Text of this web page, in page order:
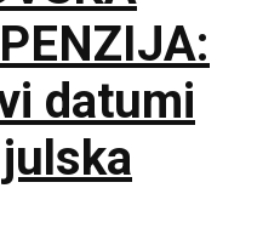
datumi